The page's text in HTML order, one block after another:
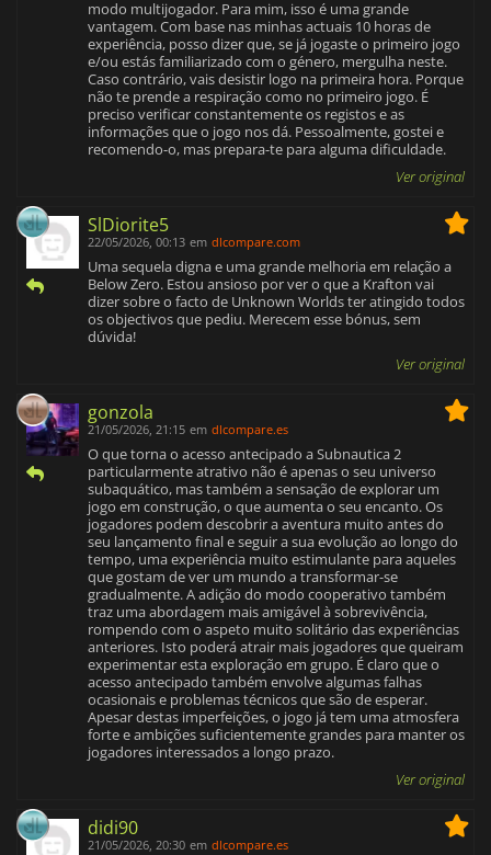
modo multijogador. Para mim, isso é uma grande
vantagem. Com base nas minhas actuais 10 horas de
experiência, posso dizer que, se já jogaste o primeiro jogo
e/ou estás familiarizado com o género, mergulha neste.
Caso contrário, vais desistir logo na primeira hora. Porque
não te prende a respiração como no primeiro jogo. É
preciso verificar constantemente os registos e as
informações que o jogo nos dá. Pessoalmente, gostei e
recomendo-o, mas prepara-te para alguma dificuldade.
Ver original
SlDiorite5
22/05/2026, 00:13 em dlcompare.com
Uma sequela digna e uma grande melhoria em relação a
Below Zero. Estou ansioso por ver o que a Krafton vai
dizer sobre o facto de Unknown Worlds ter atingido todos
os objectivos que pediu. Merecem esse bónus, sem
dúvida!
Ver original
gonzola
21/05/2026, 21:15 em dlcompare.es
O que torna o acesso antecipado a Subnautica 2
particularmente atrativo não é apenas o seu universo
subaquático, mas também a sensação de explorar um
jogo em construção, o que aumenta o seu encanto. Os
jogadores podem descobrir a aventura muito antes do
seu lançamento final e seguir a sua evolução ao longo do
tempo, uma experiência muito estimulante para aqueles
que gostam de ver um mundo a transformar-se
gradualmente. A adição do modo cooperativo também
traz uma abordagem mais amigável à sobrevivência,
rompendo com o aspeto muito solitário das experiências
anteriores. Isto poderá atrair mais jogadores que queiram
experimentar esta exploração em grupo. É claro que o
acesso antecipado também envolve algumas falhas
ocasionais e problemas técnicos que são de esperar.
Apesar destas imperfeições, o jogo já tem uma atmosfera
forte e ambições suficientemente grandes para manter os
jogadores interessados a longo prazo.
Ver original
didi90
21/05/2026, 20:30 em dlcompare.es